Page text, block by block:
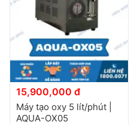
15,900,000 đ
Máy tạo oxy 5 lít/phút |
AQUA-OX05